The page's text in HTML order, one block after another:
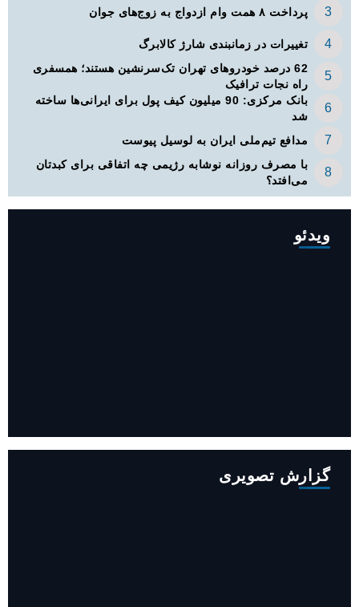
پرداخت ۸ همت وام ازدواج به زوج‌های جوان
تغییرات در زمانبندی‌ شارژ کالابرگ
62 درصد خودروهای تهران تک‌سرنشین‌ هستند؛ همسفری
راه نجات ترافیک
بانک مرکزی: 90 میلیون کیف پول برای ایرانی‌ها ساخته
شد
مدافع تیم‌ملی ایران به لوسیل پیوست
با مصرف روزانه نوشابه رژیمی چه اتفاقی برای کبدتان
می‌افتد؟
ویدئو
گزارش تصویری